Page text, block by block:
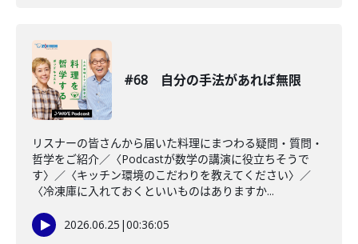
#68 自分の手法があれば無限
リスナーの皆さんから届いた料理にまつわる疑問・質問・
哲学をご紹介／〈Podcastが数学の講演に役立ちそうで
す〉／〈キッチン環境のこだわりを教えてください〉／
〈冷凍庫に入れておくといいものはありますか...
2026.06.25 |00:36:05